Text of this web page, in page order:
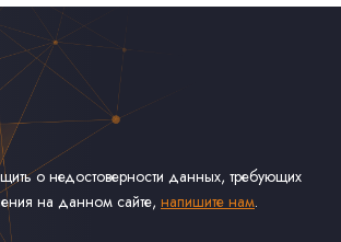
о недостоверности данных, требующих
на данном сайте, напишите нам.